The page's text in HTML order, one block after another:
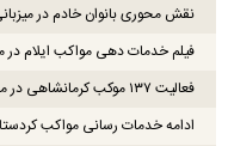
نقش محوری بانوان خادم در
فیلم خدمات دهی مواکب ایلام در
فعالیت ۱۳۷ موکب کرمانشاهی در مسیر بازگشت زوار اربعین
ادامه خدمات رسانی مواکب